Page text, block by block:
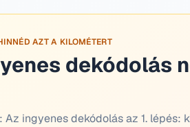
AZT A KILOMÉTERT
dekódolás
Az ingyenes dekódolás az 1. lépés: